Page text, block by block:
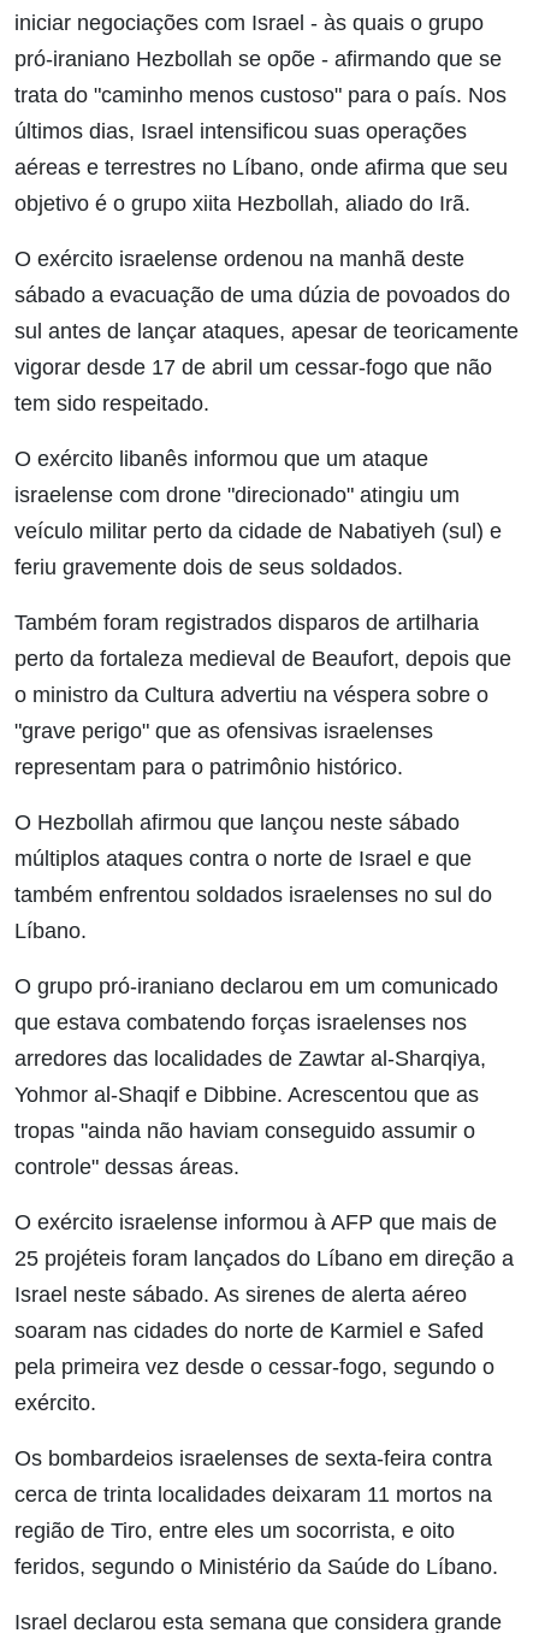
iniciar negociações com Israel - às quais o grupo
pró-iraniano Hezbollah se opõe - afirmando que se
trata do "caminho menos custoso" para o país. Nos
últimos dias, Israel intensificou suas operações
aéreas e terrestres no Líbano, onde afirma que seu
objetivo é o grupo xiita Hezbollah, aliado do Irã.
O exército israelense ordenou na manhã deste
sábado a evacuação de uma dúzia de povoados do
sul antes de lançar ataques, apesar de teoricamente
vigorar desde 17 de abril um cessar-fogo que não
tem sido respeitado.
O exército libanês informou que um ataque
israelense com drone "direcionado" atingiu um
veículo militar perto da cidade de Nabatiyeh (sul) e
feriu gravemente dois de seus soldados.
Também foram registrados disparos de artilharia
perto da fortaleza medieval de Beaufort, depois que
o ministro da Cultura advertiu na véspera sobre o
"grave perigo" que as ofensivas israelenses
representam para o patrimônio histórico.
O Hezbollah afirmou que lançou neste sábado
múltiplos ataques contra o norte de Israel e que
também enfrentou soldados israelenses no sul do
Líbano.
O grupo pró-iraniano declarou em um comunicado
que estava combatendo forças israelenses nos
arredores das localidades de Zawtar al-Sharqiya,
Yohmor al-Shaqif e Dibbine. Acrescentou que as
tropas "ainda não haviam conseguido assumir o
controle" dessas áreas.
O exército israelense informou à AFP que mais de
25 projéteis foram lançados do Líbano em direção a
Israel neste sábado. As sirenes de alerta aéreo
soaram nas cidades do norte de Karmiel e Safed
pela primeira vez desde o cessar-fogo, segundo o
exército.
Os bombardeios israelenses de sexta-feira contra
cerca de trinta localidades deixaram 11 mortos na
região de Tiro, entre eles um socorrista, e oito
feridos, segundo o Ministério da Saúde do Líbano.
Israel declarou esta semana que considera grande